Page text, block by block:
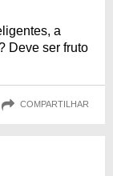
a
Deve ser fruto
COMPARTILHAR